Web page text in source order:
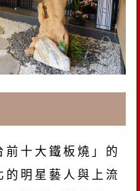
前十大鐵板燒」的
的明星藝人與上流